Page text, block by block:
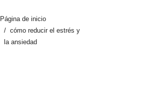
Página de inicio
cómo reducir el estrés y
la ansiedad